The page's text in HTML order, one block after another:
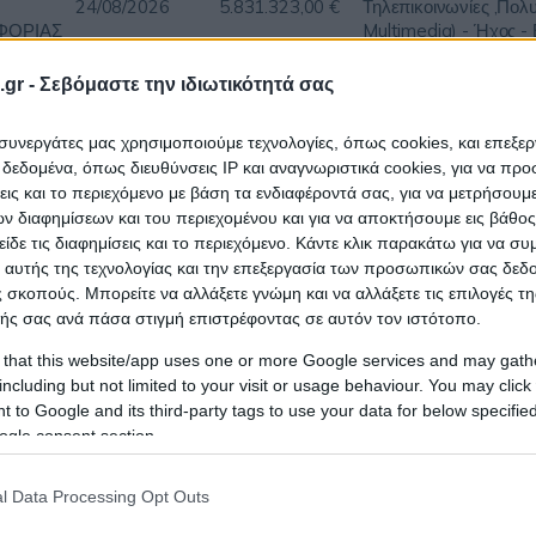
- Σεβόμαστε την ιδιωτικότητά σας
συνεργάτες μας χρησιμοποιούμε τεχνολογίες, όπως cookies, και
όπως διευθύνσεις IP και αναγνωριστικά cookies, για να
και το περιεχόμενο με βάση τα ενδιαφέροντά σας, για να
διαφημίσεων και του περιεχομένου και για να αποκτήσουμε εις
τις διαφημίσεις και το περιεχόμενο. Κάντε κλικ παρακάτω για να
της τεχνολογίας και την επεξεργασία των προσωπικών σας
Μπορείτε να αλλάξετε γνώμη και να αλλάξετε τις επιλογές
σας ανά πάσα στιγμή επιστρέφοντας σε αυτόν τον ιστότοπο.
that this website/app uses one or more Google services and may
but not limited to your visit or usage behaviour. You may
to Google and its third-party tags to use your data for below
consent section.
Data Processing Opt Outs
24/08/2026 5.831.323,00 €
Τηλεπικοινωνίες
Multimedia) - Ήχος -
11/08/2026 14.200.000,00 €
Ηλεκτρολογικός -
Τεχνικές -
Τεχνικές Μελέτες
10/09/2026 1.779.981,30 €
Επιστημονικά
Τεχνολογία -
,Πολυμέσα (